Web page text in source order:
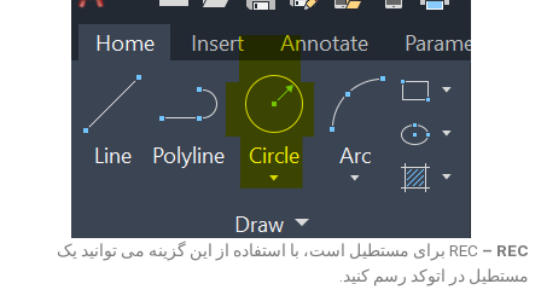
REC – REC
برای مستطیل است، با استفاده از این گزینه می توانید یک
مستطیل در اتوکد رسم کنید.